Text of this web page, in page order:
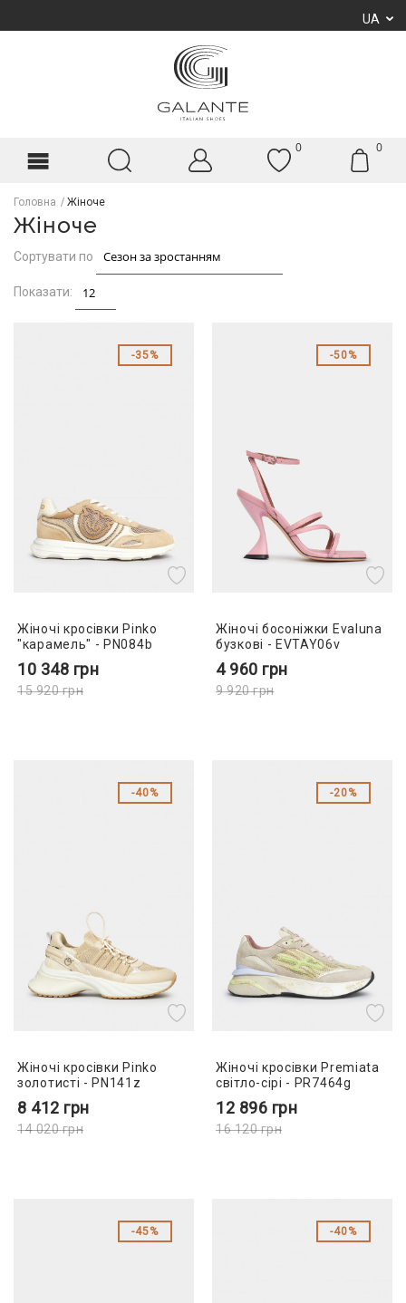
UA
0 0
Головна Жіноче
Жіноче
Сортувати по
Показати:
35%
Жіночі кросівки Pinko
"карамель" - PN084b
10 348 грн
15 920грн
50%
Жіночі босоніжки Evaluna
бузкові - EVTAY06v
4 960 грн
9 920грн
40%
Жіночі кросівки Pinko
золотисті - PN141z
8 412 грн
14 020грн
20%
Жіночі кросівки Premiata
світло-сірі - PR7464g
12 896 грн
16 120грн
45% 40%